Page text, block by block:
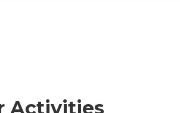
Activities